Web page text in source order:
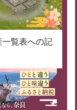
一覧表への記